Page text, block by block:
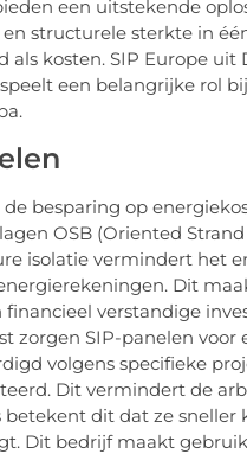
een uitstekende
structurele sterkte in
kosten. SIP Europe uit
een belangrijke rol
besparing op
OSB (Oriented
isolatie vermindert het
Dit
financieel verstandige
zorgen SIP-panelen voor
volgens specifieke
Dit vermindert de
dit dat ze sneller
Dit bedrijf maakt